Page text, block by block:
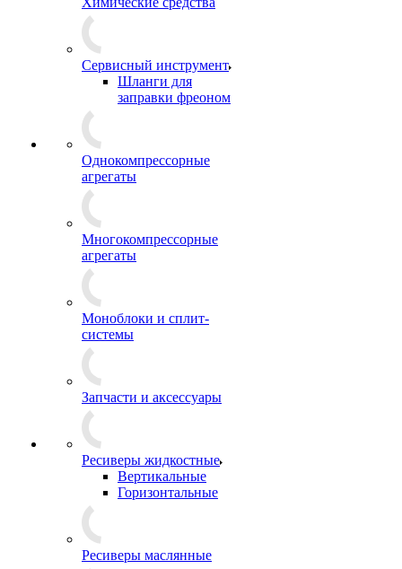
Сервисный инструмент
Шланги для
заправки фреоном
Однокомпрессорные
агрегаты
Многокомпрессорные
агрегаты
Моноблоки и сплит-
системы
Запчасти и аксессуары
Ресиверы жидкостные
Вертикальные
Горизонтальные
Ресиверы маслянные